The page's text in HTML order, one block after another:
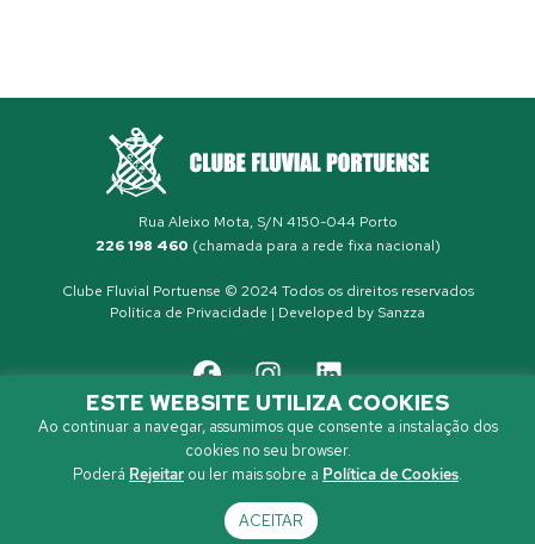
Rua Aleixo Mota, S/N 4150-044 Porto
226 198 460 (chamada para a rede fixa nacional)
Clube Fluvial Portuense © 2024 Todos os direitos reservados
Política de Privacidade | Developed by Sanzza
ESTE WEBSITE UTILIZA COOKIES
Ao continuar a navegar, assumimos que consente a instalação dos
cookies no seu browser.
Poderá Rejeitar ou ler mais sobre a Política de Cookies.
ACEITAR